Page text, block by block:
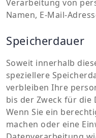
Verarbeitung von
Namen, E-Mail-
Speicherdauer
Soweit innerhalb
speziellere
verbleiben Ihre
bis der Zweck für
Wenn Sie ein
machen oder eine